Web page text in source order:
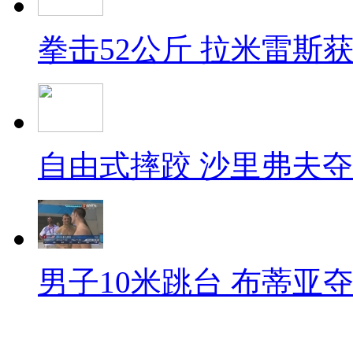
拳击52公斤 拉米雷斯
自由式摔跤 沙里弗夫
男子10米跳台 布蒂亚